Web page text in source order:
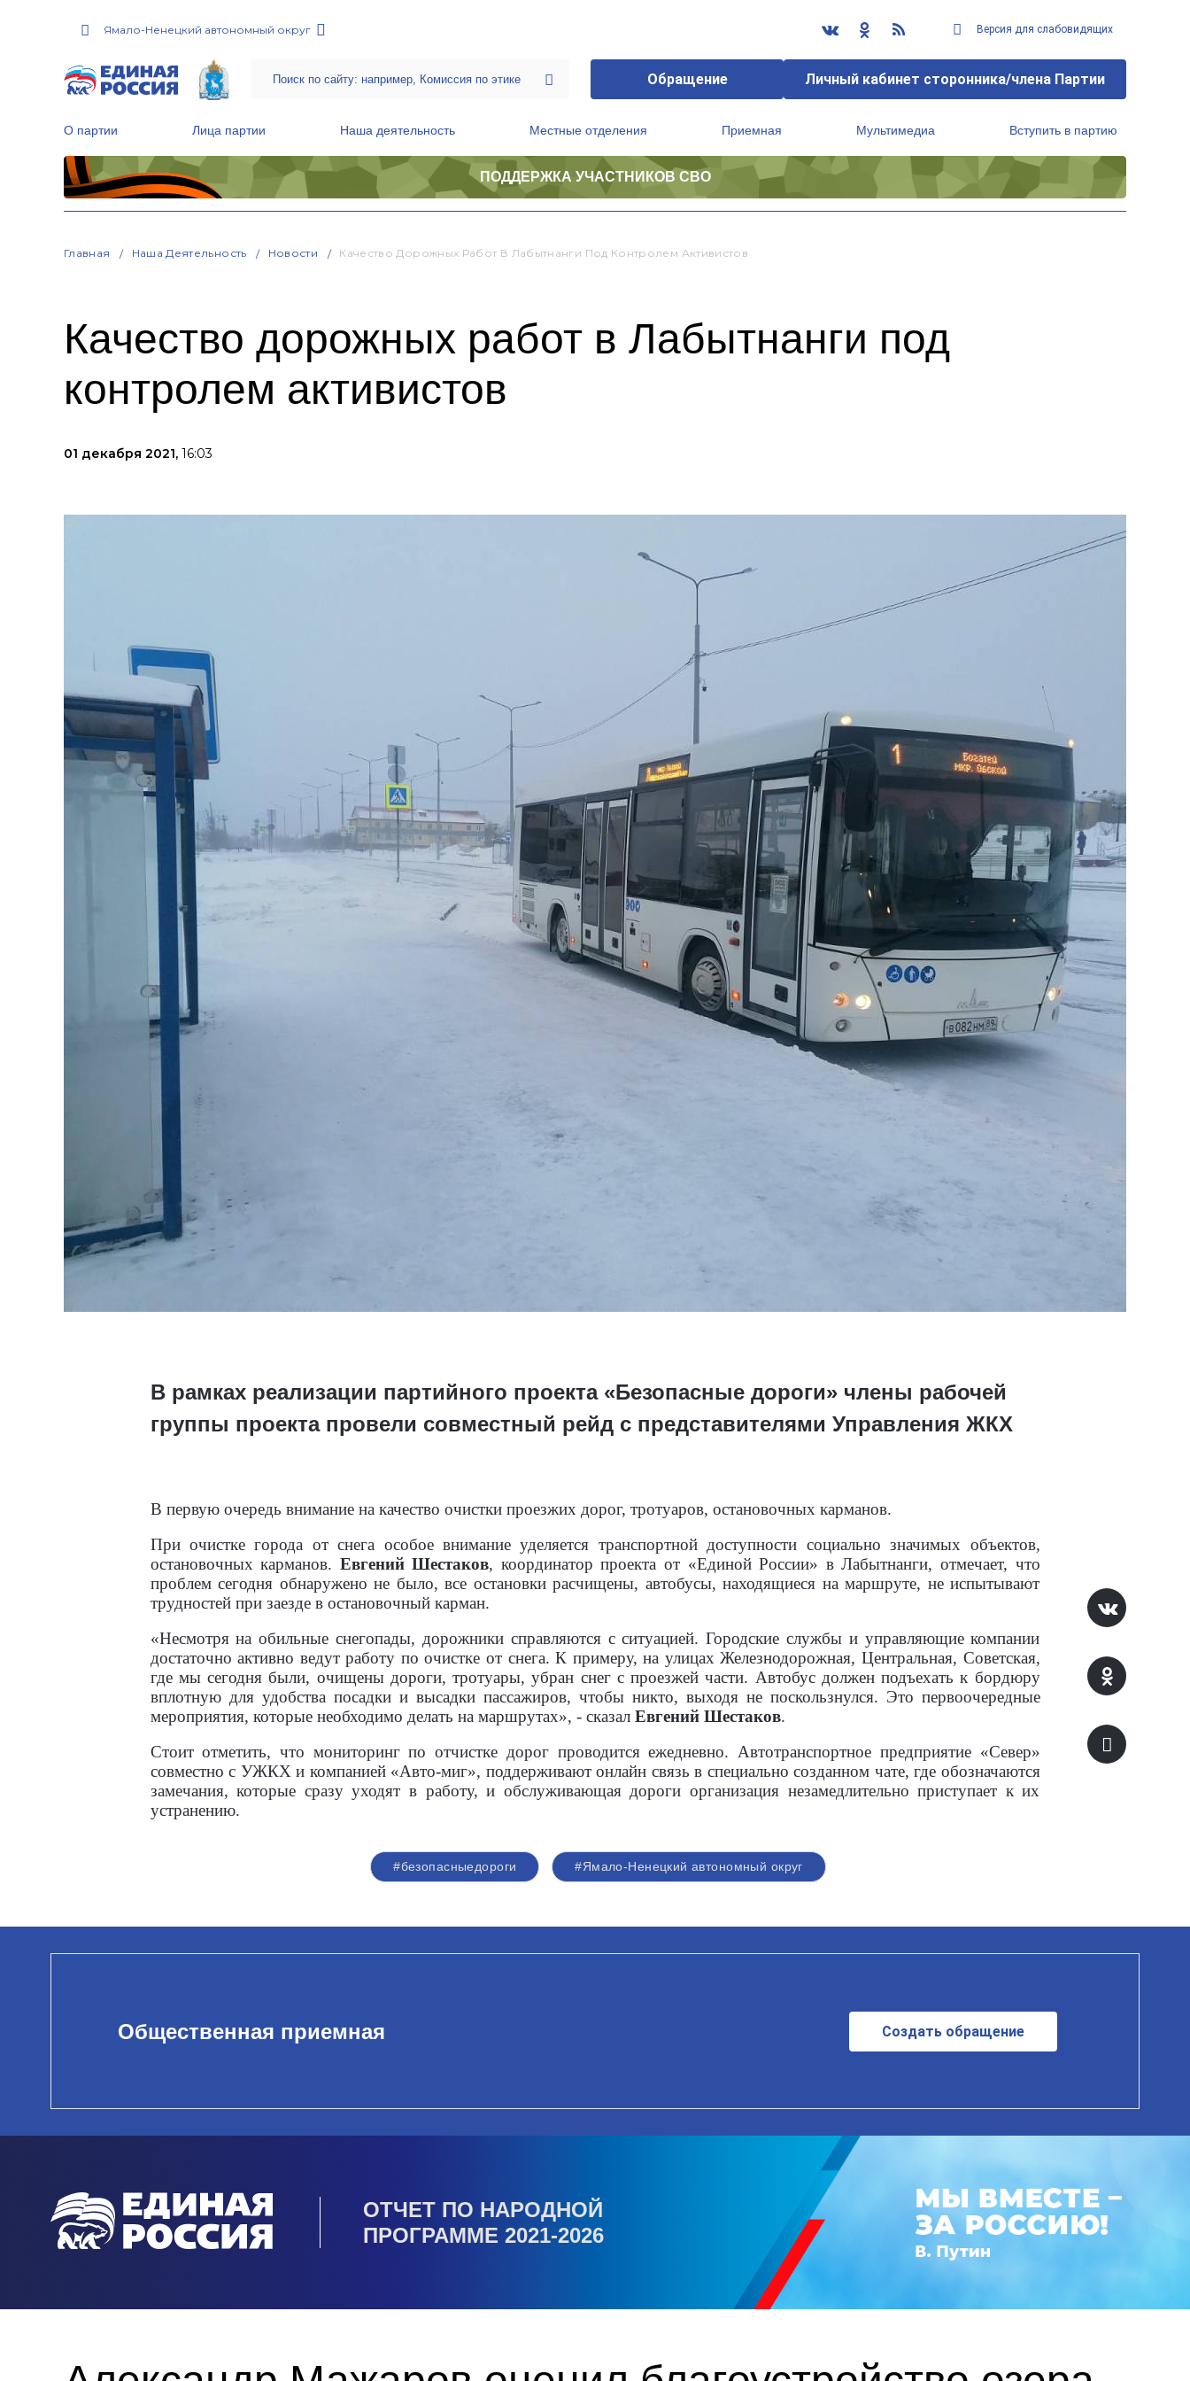
Ямало-Ненецкий автономный округ Версия для слабовидящих
Обращение Личный кабинет сторонника/члена Партии
О партии Лица партии Наша деятельность Местные отделения Приемная Мультимедиа Вступить в партию
ПОДДЕРЖКА УЧАСТНИКОВ СВО
Главная Наша Деятельность Новости Качество Дорожных Работ В Лабытнанги Под Контролем Активистов
Качество дорожных работ в Лабытнанги под
контролем активистов
01 декабря 2021, 16:03
В рамках реализации партийного проекта «Безопасные дороги» члены рабочей
группы проекта провели совместный рейд с представителями Управления ЖКХ
В первую очередь внимание на качество очистки проезжих дорог, тротуаров, остановочных карманов.
При очистке города от снега особое внимание уделяется транспортной доступности социально значимых объектов,
остановочных карманов. Евгений Шестаков, координатор проекта от «Единой России» в Лабытнанги, отмечает, что
проблем сегодня обнаружено не было, все остановки расчищены, автобусы, находящиеся на маршруте, не испытывают
трудностей при заезде в остановочный карман.
«Несмотря на обильные снегопады, дорожники справляются с ситуацией. Городские службы и управляющие компании
достаточно активно ведут работу по очистке от снега. К примеру, на улицах Железнодорожная, Центральная, Советская,
где мы сегодня были, очищены дороги, тротуары, убран снег с проезжей части. Автобус должен подъехать к бордюру
вплотную для удобства посадки и высадки пассажиров, чтобы никто, выходя не поскользнулся. Это первоочередные
мероприятия, которые необходимо делать на маршрутах», - сказал Евгений Шестаков.
Стоит отметить, что мониторинг по отчистке дорог проводится ежедневно. Автотранспортное предприятие «Север»
совместно с УЖКХ и компанией «Авто-миг», поддерживают онлайн связь в специально созданном чате, где обозначаются
замечания, которые сразу уходят в работу, и обслуживающая дороги организация незамедлительно приступает к их
устранению.
#безопасныедороги #Ямало-Ненецкий автономный округ
Общественная приемная Создать обращение
ОТЧЕТ ПО НАРОДНОЙ
ПРОГРАММЕ 2021-2026